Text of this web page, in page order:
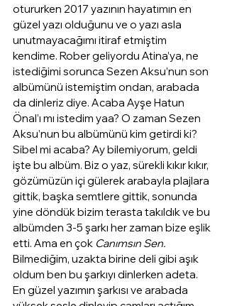
otururken 2017 yazının hayatımın en
güzel yazı olduğunu ve o yazı asla
unutmayacağımı itiraf etmiştim
kendime. Rober geliyordu Atina’ya, ne
istediğimi sorunca Sezen Aksu’nun son
albümünü istemiştim ondan, arabada
da dinleriz diye. Acaba Ayşe Hatun
Önal’ı mı istedim yaa? O zaman Sezen
Aksu’nun bu albümünü kim getirdi ki?
Sibel mi acaba? Ay bilemiyorum, geldi
işte bu albüm. Biz o yaz, sürekli kıkır kıkır,
gözümüzün içi gülerek arabayla plajlara
gittik, başka semtlere gittik, sonunda
yine döndük bizim terasta takıldık ve bu
albümden 3-5 şarkı her zaman bize eşlik
etti. Ama en çok Canımsın Sen.
Bilmediğim, uzakta birine deli gibi aşık
oldum ben bu şarkıyı dinlerken adeta.
En güzel yazımın şarkısı ve arabada